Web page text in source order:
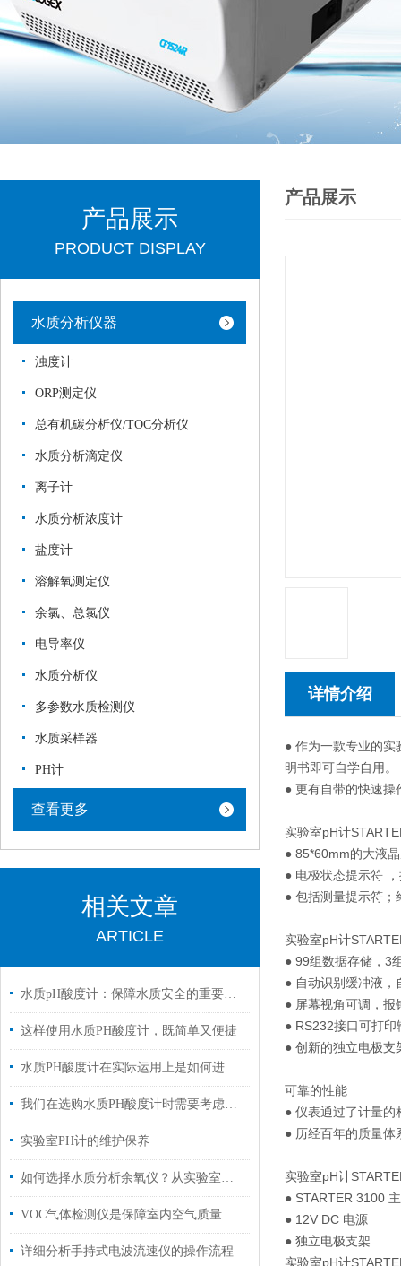
产品展示
PRODUCT DISPLAY
水质分析仪器
浊度计
ORP测定仪
总有机碳分析仪/TOC分析仪
水质分析滴定仪
离子计
水质分析浓度计
盐度计
溶解氧测定仪
余氯、总氯仪
电导率仪
水质分析仪
多参数水质检测仪
水质采样器
PH计
查看更多
相关文章
ARTICLE
水质pH酸度计：保障水质安全的重要工具
这样使用水质PH酸度计，既简单又便捷
水质PH酸度计在实际运用上是如何进行安装维护的？
我们在选购水质PH酸度计时需要考虑以下几点
实验室PH计的维护保养
如何选择水质分析余氧仪？从实验室到工业场景的选型差异分析
VOC气体检测仪是保障室内空气质量的守护者
详细分析手持式电波流速仪的操作流程
产品展示
详情介绍
● 作为一款专业的实
明书即可自学自用。
● 更有自带的快速操
实验室pH计
● 85*60mm的大液
● 电极状态提示符
● 包括测量提示符；
实验室pH计
● 99组数据存储，3
● 自动识别缓冲液，
● 屏幕视角可调，报
● RS232接口可打印
● 创新的独立电极支
可靠的性能
● 仪表通过了计量的
● 历经百年的质量体
实验室pH计
● STARTER 3100
● 12V DC 电源
● 独立电极支架
实验室pH计